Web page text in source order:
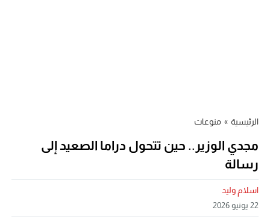
الرئيسية » منوعات
مجدي الوزير.. حين تتحول دراما الصعيد إلى
رسالة
اسلام وليد
22 يونيو 2026